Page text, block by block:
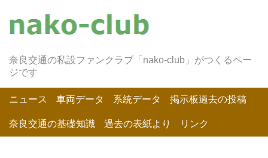
奈良交通の私設ファンクラブ「nako-club」がつくるペー
ジです
ニュース 車両データ 系統データ 掲示板過去の投稿
奈良交通の基礎知識 過去の表紙より リンク